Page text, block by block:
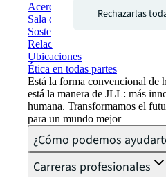
Acerca de JLL
Sala de prensa
Sostenibilidad en JLL
Relaciones con los inversores
Ubicaciones
Ética en todas partes
Está la forma convencional de
está la manera de JLL: más
humana. Transformamos el
para un mundo mejor
¿Cómo podemos
Carreras profesionales
Rechazarlas